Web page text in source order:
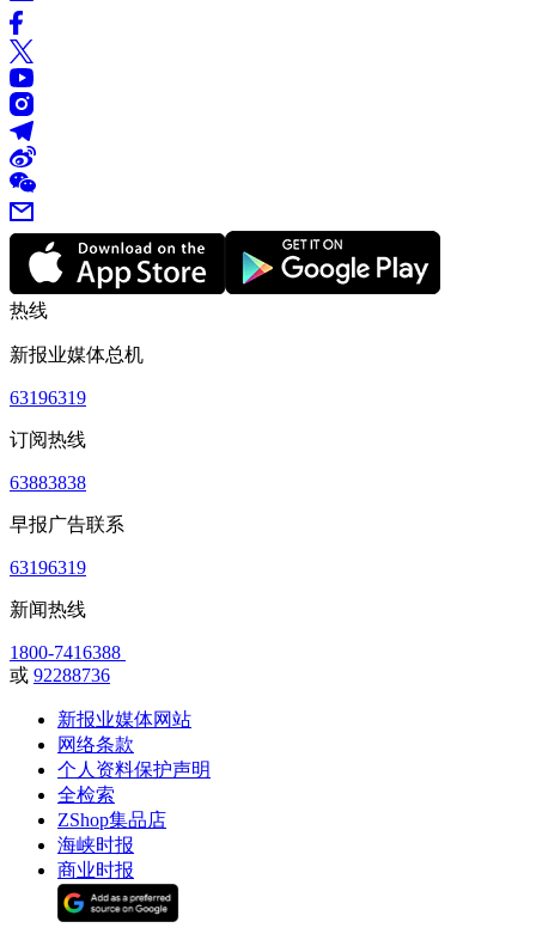
热线
新报业媒体总机
63196319
订阅热线
63883838
早报广告联系
63196319
新闻热线
1800-7416388
或 92288736
新报业媒体网站
网络条款
个人资料保护声明
全检索
ZShop集品店
海峡时报
商业时报